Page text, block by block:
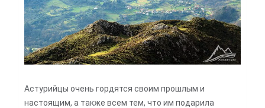
Астурийцы очень гордятся своим прошлым и
настоящим, а также всем тем, что им подарила